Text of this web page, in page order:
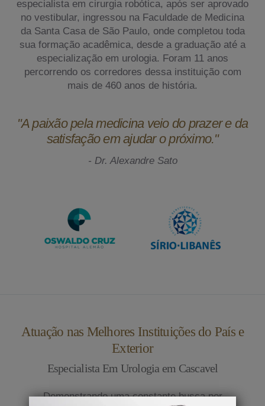
especialista em cirurgia robótica, após ser aprovado
no vestibular, ingressou na Faculdade de Medicina
da Santa Casa de São Paulo, onde completou toda
sua formação acadêmica, desde a graduação até a
especialização em urologia. Foram 11 anos
percorrendo os corredores dessa instituição com
mais de 460 anos de história.
"A paixão pela medicina veio do prazer e da
satisfação em ajudar o próximo."
- Dr. Alexandre Sato
Atuação nas Melhores Instituições do País e
Exterior
Especialista Em Urologia em Cascavel
Demonstrando uma constante busca por